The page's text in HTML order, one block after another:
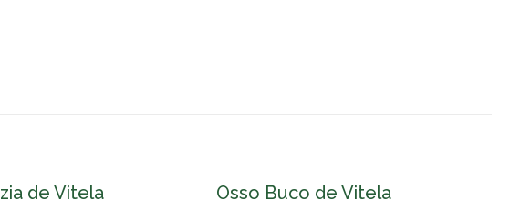
de Vitela
Osso Buco de Vitela